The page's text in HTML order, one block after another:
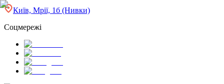
Київ, Мрії, 1б (Нивки)
Соцмережі